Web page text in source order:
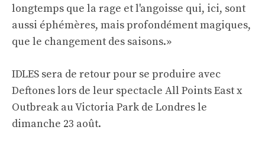
longtemps que la rage et l'angoisse qui, ici, sont
aussi éphémères, mais profondément magiques,
que le changement des saisons.»
IDLES sera de retour pour se produire avec
Deftones lors de leur spectacle All Points East x
Outbreak au Victoria Park de Londres le
dimanche 23 août.